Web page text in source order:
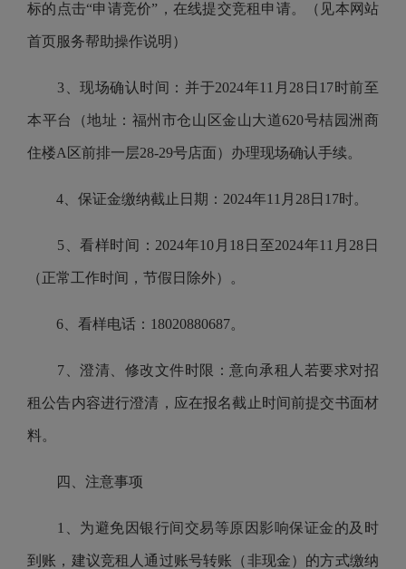
标的点击“申请竞价”， 在线提交竞租申请。（见本网站
首页服务帮助操作说明）
3、现场确认时间：并于2024年11月28日17时前至
本平台（地址：福州市仓山区金山大道620号桔园洲商
住楼A区前排一层28-29号店面）办理现场确认手续。
4、保证金缴纳截止日期：2024年11月28日17时。
5、看样时间：2024年10月18日至2024年11月28日
（正常工作时间，节假日除外）。
6、看样电话：18020880687。
7、澄清、修改文件时限：意向承租人若要求对招
租公告内容进行澄清，应在报名截止时间前提交书面材
料。
四、注意事项
1、为避免因银行间交易等原因影响保证金的及时
到账，建议竞租人通过账号转账（非现金）的方式缴纳